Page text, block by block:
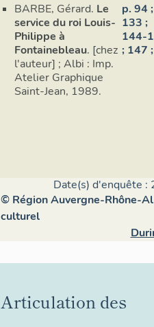
BARBE, Gérard. Le
service du roi Louis-
Philippe à
Fontainebleau. [chez
l'auteur] ; Albi : Imp.
Atelier Graphique
Saint-Jean, 1989.
p. 94 ;
133 ;
144-
; 147 ;
Date(s) d'enquête :
© Région Auvergne-Rhône-
culturel
Articulation des